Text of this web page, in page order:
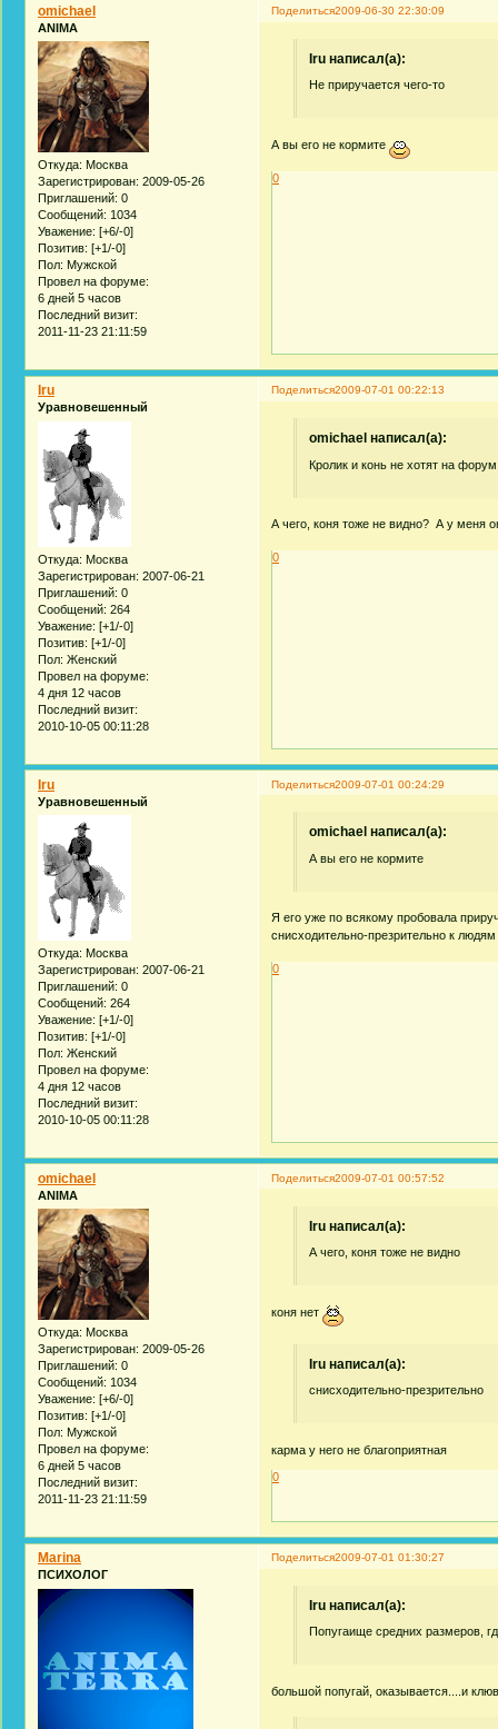
Поделиться2009-06-30 22:30:09
omichael
ANIMA
Откуда: Москва
Зарегистрирован: 2009-05-26
Приглашений: 0
Сообщений: 1034
Уважение: [+6/-0]
Позитив: [+1/-0]
Пол: Мужской
Провел на форуме:
6 дней 5 часов
Последний визит:
2011-11-23 21:11:59
Iru написал(а):
Не приручается чего-то
А вы его не кормите
0
Поделиться2009-07-01 00:22:13
Iru
Уравновешенный
Откуда: Москва
Зарегистрирован: 2007-06-21
Приглашений: 0
Сообщений: 264
Уважение: [+1/-0]
Позитив: [+1/-0]
Пол: Женский
Провел на форуме:
4 дня 12 часов
Последний визит:
2010-10-05 00:11:28
omichael написал(а):
Кролик и конь не хотят на форум
А чего, коня тоже не видно? А у меня
0
Поделиться2009-07-01 00:24:29
Iru
Уравновешенный
Откуда: Москва
Зарегистрирован: 2007-06-21
Приглашений: 0
Сообщений: 264
Уважение: [+1/-0]
Позитив: [+1/-0]
Пол: Женский
Провел на форуме:
4 дня 12 часов
Последний визит:
2010-10-05 00:11:28
omichael написал(а):
А вы его не кормите
Я его уже по всякому пробовала
снисходительно-презрительно к
0
Поделиться2009-07-01 00:57:52
omichael
ANIMA
Откуда: Москва
Зарегистрирован: 2009-05-26
Приглашений: 0
Сообщений: 1034
Уважение: [+6/-0]
Позитив: [+1/-0]
Пол: Мужской
Провел на форуме:
6 дней 5 часов
Последний визит:
2011-11-23 21:11:59
Iru написал(а):
А чего, коня тоже не видно
коня нет
Iru написал(а):
снисходительно-презрительно
карма у него не благоприятная
0
Поделиться2009-07-01 01:30:27
Marina
ПСИХОЛОГ
Iru написал(а):
Попугаище средних размеров,
большой попугай, оказывается....и